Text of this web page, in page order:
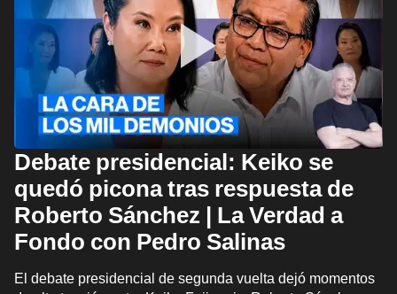
Debate presidencial: Keiko se
quedó picona tras respuesta de
Roberto Sánchez | La Verdad a
Fondo con Pedro Salinas
El debate presidencial de segunda vuelta dejó momentos